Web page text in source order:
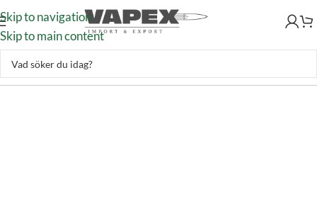
Skip to navigation
Skip to main content
Okategoriserad–38-55 Win (Winchester Hylsor) 50/påse